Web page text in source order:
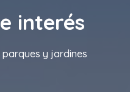
interés
parques y jardines